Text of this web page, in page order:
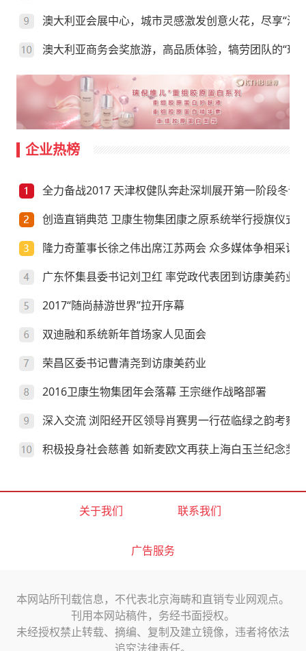
澳大利亚会展中心，城市灵感激发创意火花，尽享“澳”
澳大利亚商务会奖旅游，高品质体验，犒劳团队的“玩”
企业热榜
全力备战2017 天津权健队奔赴深圳展开第一阶段冬训
创造直销典范 卫康生物集团康之原系统举行授旗仪式
隆力奇董事长徐之伟出席江苏两会 众多媒体争相采访
广东怀集县委书记刘卫红 率党政代表团到访康美药业
2017“随尚赫游世界”拉开序幕
双迪融和系统新年首场家人见面会
荣昌区委书记曹清尧到访康美药业
2016卫康生物集团年会落幕 王宗继作战略部署
深入交流 浏阳经开区领导肖赛男一行莅临绿之韵考察
积极投身社会慈善 如新麦欧文再获上海白玉兰纪念奖
关于我们 联系我们
广告服务
本网站所刊载信息，不代表北京海畴和直销专业网观点。
刊用本网站稿件，务经书面授权。
未经授权禁止转载、摘编、复制及建立镜像，违者将依法